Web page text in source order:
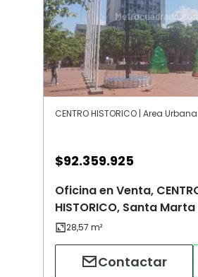
$92.359.925
Oficina en Venta,
HISTORICO, Santa Marta
Contactar